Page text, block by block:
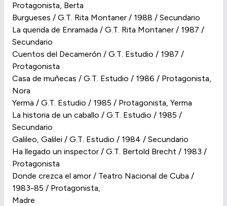
Protagonista, Berta
Burgueses / G.T. Rita Montaner / 1988 / Secundario
La querida de Enramada / G.T. Rita Montaner / 1987 /
Secundario
Cuentos del Decamerón / G.T. Estudio / 1987 /
Protagonista
Casa de muñecas / G.T. Estudio / 1986 / Protagonista,
Nora
Yerma / G.T. Estudio / 1985 / Protagonista, Yerma
La historia de un caballo / G.T. Estudio / 1985 /
Secundario
Galileo, Galilei / G.T. Estudio / 1984 / Secundario
Ha llegado un inspector / G.T. Bertold Brecht / 1983 /
Protagonista
Donde crezca el amor / Teatro Nacional de Cuba /
1983-85 / Protagonista,
Madre